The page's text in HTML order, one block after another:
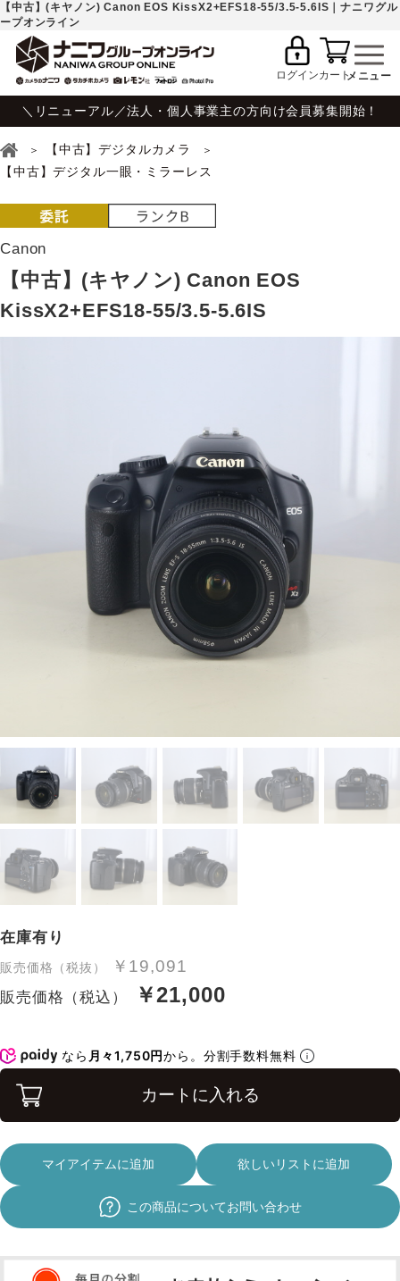
【中古】(キヤノン) Canon EOS KissX2+EFS18-55/3.5-5.6IS｜ナニワグル
ープオンライン
ログインカート
＼リニューアル／法人・個人事業主の方向け会員募集開始！
【中古】デジタルカメラ
【中古】デジタル一眼・ミラーレス
Canon
【中古】(キヤノン) Canon EOS
KissX2+EFS18-55/3.5-5.6IS
在庫有り
販売価格（税抜） ￥19,091
販売価格（税込） ￥21,000
なら 月々1,750円から。分割手数料無料
カートに入れる
マイアイテムに追加 欲しいリストに追加
この商品についてお問い合わせ